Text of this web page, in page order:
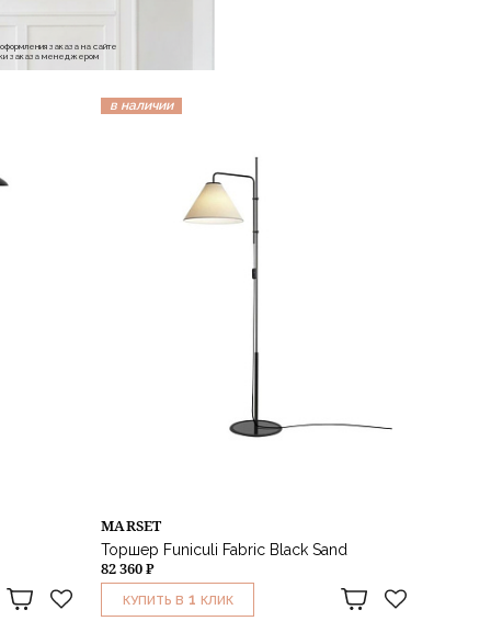
в наличии
MARSET
Торшер Funiculi Fabric Black Sand
82 360 ₽
КУПИТЬ В 1 КЛИК
заказа на сайте
заказа менеджером